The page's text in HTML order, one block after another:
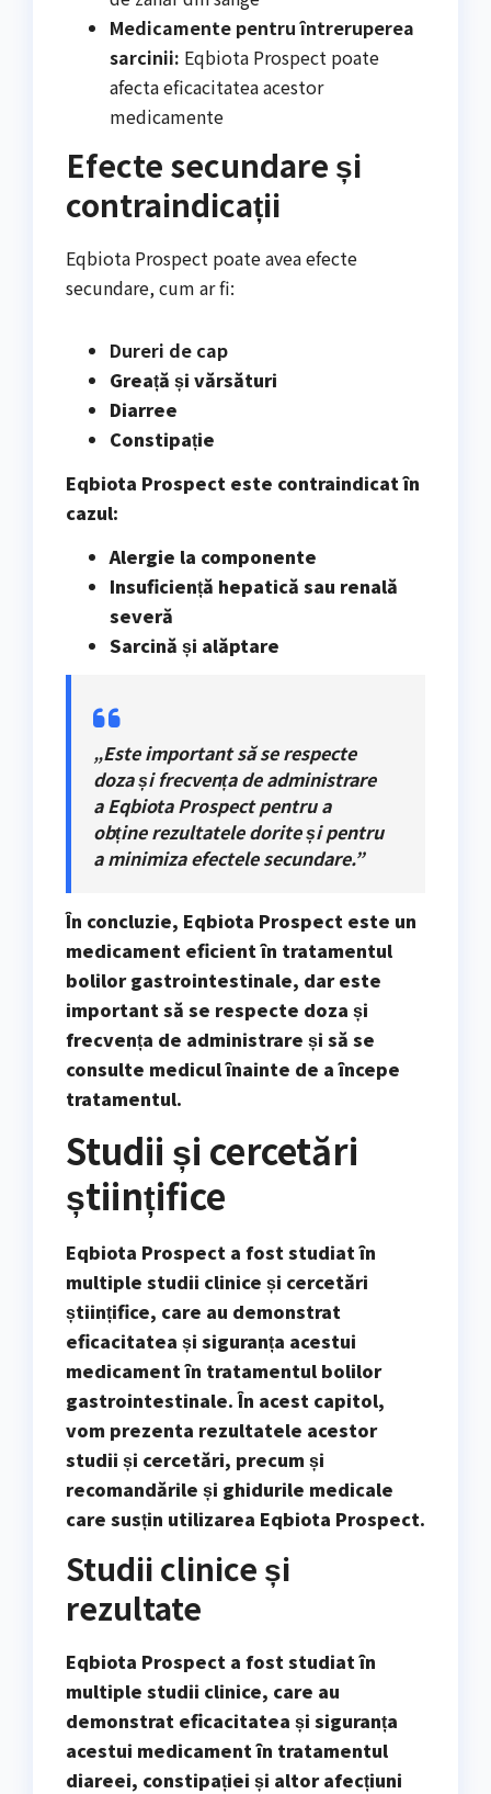
Medicamente pentru întreruperea
sarcinii: Eqbiota Prospect poate
afecta eficacitatea acestor
medicamente
Efecte secundare și
contraindicații
Eqbiota Prospect poate avea efecte
secundare, cum ar fi:
Dureri de cap
Greață și vărsături
Diarree
Constipație
Eqbiota Prospect este contraindicat în
cazul:
Alergie la componente
Insuficiență hepatică sau renală
severă
Sarcină și alăptare
„Este important să se respecte
doza și frecvența de administrare
a Eqbiota Prospect pentru a
obține rezultatele dorite și pentru
a minimiza efectele secundare.”
În concluzie, Eqbiota Prospect este un
medicament eficient în tratamentul
bolilor gastrointestinale, dar este
important să se respecte doza și
frecvența de administrare și să se
consulte medicul înainte de a începe
tratamentul.
Studii și cercetări
științifice
Eqbiota Prospect a fost studiat în
multiple studii clinice și cercetări
științifice, care au demonstrat
eficacitatea și siguranța acestui
medicament în tratamentul bolilor
gastrointestinale. În acest capitol,
vom prezenta rezultatele acestor
studii și cercetări, precum și
recomandările și ghidurile medicale
care susțin utilizarea Eqbiota Prospect.
Studii clinice și
rezultate
Eqbiota Prospect a fost studiat în
multiple studii clinice, care au
demonstrat eficacitatea și siguranța
acestui medicament în tratamentul
diareei, constipației și altor afecțiuni